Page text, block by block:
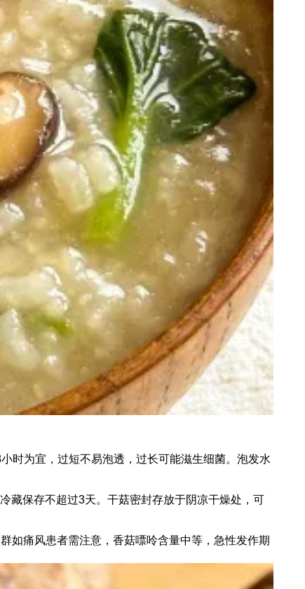
时为宜，过短不易泡透，过长可能滋生细菌。泡发水
藏保存不超过3天。干菇密封存放于阴凉干燥处，可
如痛风患者需注意，香菇嘌呤含量中等，急性发作期